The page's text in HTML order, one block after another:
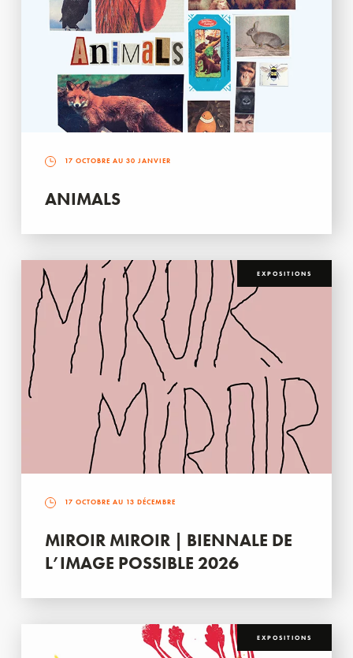
17 OCTOBRE AU 30 JANVIER
ANIMALS
EXPOSITIONS
17 OCTOBRE AU 13 DÉCEMBRE
MIROIR MIROIR | BIENNALE DE
L’IMAGE POSSIBLE 2026
EXPOSITIONS